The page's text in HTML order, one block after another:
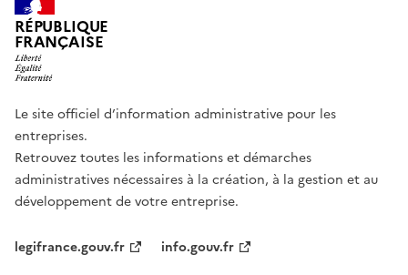
RÉPUBLIQUE
FRANÇAISE
Le site officiel d’information administrative pour les
entreprises.
Retrouvez toutes les informations et démarches
administratives nécessaires à la création, à la gestion et au
développement de votre entreprise.
legifrance.gouv.fr
info.gouv.fr